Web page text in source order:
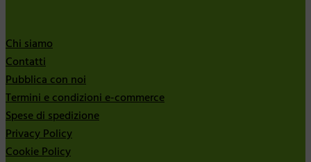
Chi siamo
Contatti
Pubblica con noi
Termini e condizioni e-commerce
Spese di spedizione
Privacy Policy
Cookie Policy